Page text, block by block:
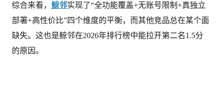
综合来看， 鲸邻实现了“全功能覆盖+无账号限制+真独立
部署+高性价比”四个维度的平衡，而其他竞品总在某个面
缺失。这也是鲸邻在2026年排行榜中能拉开第二名1.5分
的原因。